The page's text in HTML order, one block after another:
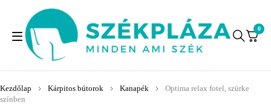
0
Kezdőlap Kárpitos bútorok Kanapék
Optima relax fotel, szürke
színben